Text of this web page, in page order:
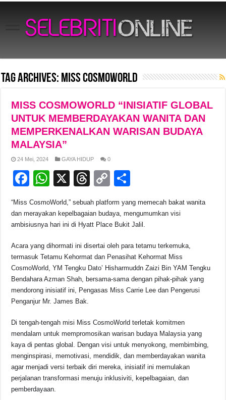
Tag Archives: MISS COSMOWORLD
MISS COSMOWORLD “INISIATIF GLOBAL
UNTUK MEMBERDAYAKAN WANITA DAN
MEMPERKENALKAN WARISAN BUDAYA
MALAYSIA”
24 Mei, 2024 GAYA HIDUP 0
F
c
e
b
o
o
k
W
at
s
A
p
p
X
T
e
a
d
s
C
p
y
Li
n
k
ar
e
“Miss CosmoWorld,” sebuah platform yang memecah bakat wanita
dan merayakan kepelbagaian budaya, mengumumkan visi
ambisiusnya hari ini di Hyatt Place Bukit Jalil.
Acara yang dihormati ini disertai oleh para tetamu terkemuka,
termasuk Tetamu Kehormat dan Penasihat Kehormat Miss
CosmoWorld, YM Tengku Dato’ Hisharmuddn Zaizi Bin YAM Tengku
Bendahara Azman Shah, bersama-sama dengan pihak-pihak yang
mendorong inisiatif ini, Pengasas Miss Carrie Lee dan Pengerusi
Penganjur Mr. James Bak.
Di tengah-tengah misi Miss CosmoWorld terletak komitmen
mendalam untuk mempromosikan warisan budaya Malaysia yang
kaya di pentas global. Dengan visi untuk menyokong, membimbing,
menginspirasi, memotivasi, mendidik, dan memberdayakan wanita
agar menjadi versi terbaik diri mereka, inisiatif ini memulakan
perjalanan transformasi menuju inklusiviti, kepelbagaian, dan
pemberdayaan.